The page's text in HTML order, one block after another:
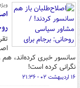
سانسور خبری کرده‌اند، هم
نگرانی کرده است!
۱۶ اردیبهشت ۰۲ - ۲۱:۳۶